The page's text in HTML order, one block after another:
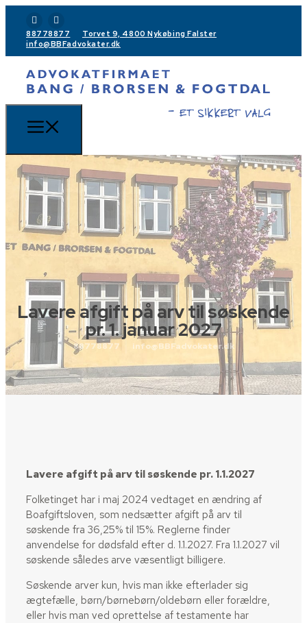
88778877
Torvet 9, 4800 Nykøbing Falster
info@BBFadvokater.dk
Lavere afgift på arv til søskende
pr. 1. januar 2027
88778877 info@BBFadvokater.dk
​Lavere afgift på arv til søskende pr. 1.1.2027
Folketinget har i maj 2024 vedtaget en ændring af
Boafgiftsloven, som nedsætter afgift på arv til
søskende fra 36,25% til 15%. Reglerne finder
anvendelse for dødsfald efter d. 1.1.2027. Fra 1.1.2027 vil
søskende således arve væsentligt billigere.
Søskende arver kun, hvis man ikke efterlader sig
ægtefælle, børn/børnebørn/oldebørn eller forældre,
eller hvis man ved oprettelse af testamente har